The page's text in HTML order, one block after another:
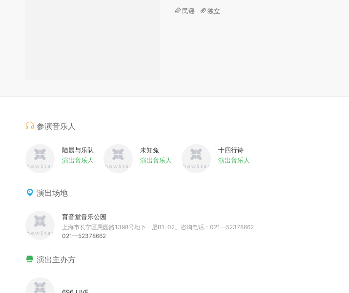
民谣 独立
参演音乐人
陆晨与乐队
演出音乐人
未知兔
演出音乐人
十四行诗
演出音乐人
演出场地
育音堂音乐公园
上海市长宁区愚园路1398号地下一层B1-02。咨询电话：021—52378662
021—52378662
演出主办方